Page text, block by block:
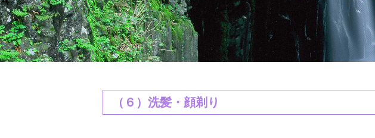
（６）洗髪・顔剃り